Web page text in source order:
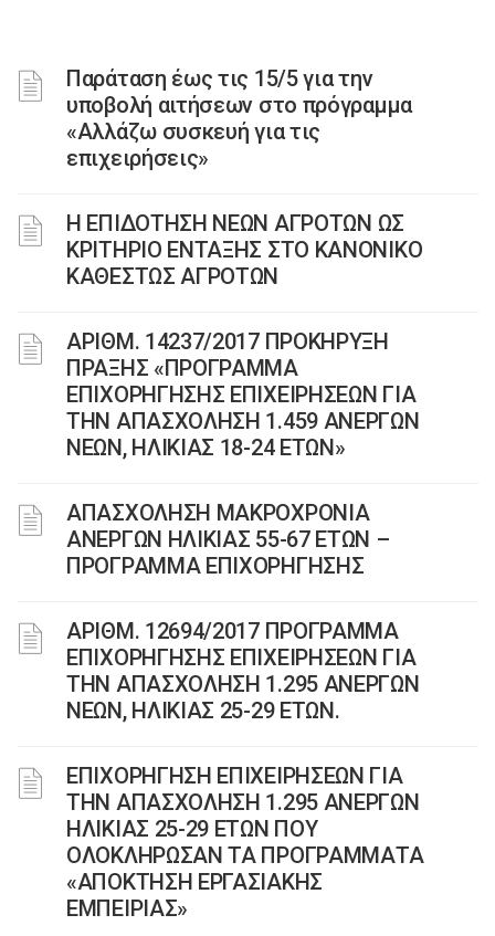
Παράταση έως τις 15/5 για την
υποβολή αιτήσεων στο πρόγραμμα
«Αλλάζω συσκευή για τις
επιχειρήσεις»
Η ΕΠΙΔΟΤΗΣΗ ΝΕΩΝ ΑΓΡΟΤΩΝ ΩΣ
ΚΡΙΤΗΡΙΟ ΕΝΤΑΞΗΣ ΣΤΟ ΚΑΝΟΝΙΚΟ
ΚΑΘΕΣΤΩΣ ΑΓΡΟΤΩΝ
ΑΡΙΘΜ. 14237/2017 ΠΡΟΚΗΡΥΞΗ
ΠΡΑΞΗΣ «ΠΡΟΓΡΑΜΜΑ
ΕΠΙΧΟΡΗΓΗΣΗΣ ΕΠΙΧΕΙΡΗΣΕΩΝ ΓΙΑ
ΤΗΝ ΑΠΑΣΧΟΛΗΣΗ 1.459 ΑΝΕΡΓΩΝ
ΝΕΩΝ, ΗΛΙΚΙΑΣ 18-24 ΕΤΩΝ»
ΑΠΑΣΧΟΛΗΣΗ ΜΑΚΡΟΧΡΟΝΙΑ
ΑΝΕΡΓΩΝ ΗΛΙΚΙΑΣ 55-67 ΕΤΩΝ –
ΠΡΟΓΡΑΜΜΑ ΕΠΙΧΟΡΗΓΗΣΗΣ
ΑΡΙΘΜ. 12694/2017 ΠΡΟΓΡΑΜΜΑ
ΕΠΙΧΟΡΗΓΗΣΗΣ ΕΠΙΧΕΙΡΗΣΕΩΝ ΓΙΑ
ΤΗΝ ΑΠΑΣΧΟΛΗΣΗ 1.295 ΑΝΕΡΓΩΝ
ΝΕΩΝ, ΗΛΙΚΙΑΣ 25-29 ΕΤΩΝ.
ΕΠΙΧΟΡΗΓΗΣΗ ΕΠΙΧΕΙΡΗΣΕΩΝ ΓΙΑ
ΤΗΝ ΑΠΑΣΧΟΛΗΣΗ 1.295 ΑΝΕΡΓΩΝ
ΗΛΙΚΙΑΣ 25-29 ΕΤΩΝ ΠΟΥ
ΟΛΟΚΛΗΡΩΣΑΝ ΤΑ ΠΡΟΓΡΑΜΜΑΤΑ
«ΑΠΟΚΤΗΣΗ ΕΡΓΑΣΙΑΚΗΣ
ΕΜΠΕΙΡΙΑΣ»